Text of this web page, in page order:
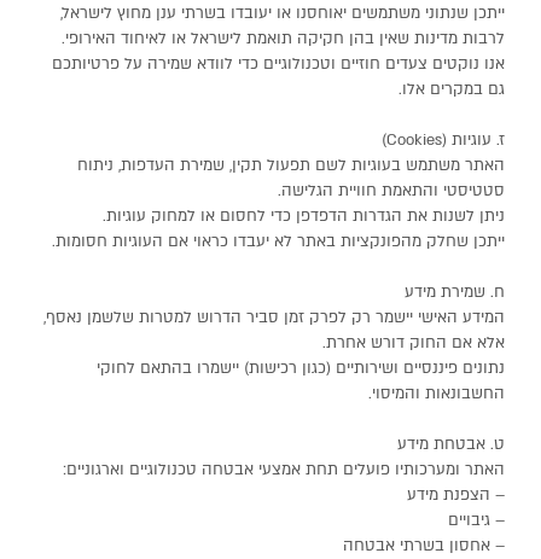
ייתכן שנתוני משתמשים יאוחסנו או יעובדו בשרתי ענן מחוץ לישראל,
לרבות מדינות שאין בהן חקיקה תואמת לישראל או לאיחוד האירופי.
אנו נוקטים צעדים חוזיים וטכנולוגיים כדי לוודא שמירה על פרטיותכם
גם במקרים אלו.
ז. עוגיות (Cookies)
האתר משתמש בעוגיות לשם תפעול תקין, שמירת העדפות, ניתוח
סטטיסטי והתאמת חוויית הגלישה.
ניתן לשנות את הגדרות הדפדפן כדי לחסום או למחוק עוגיות.
ייתכן שחלק מהפונקציות באתר לא יעבדו כראוי אם העוגיות חסומות.
ח. שמירת מידע
המידע האישי יישמר רק לפרק זמן סביר הדרוש למטרות שלשמן נאסף,
אלא אם החוק דורש אחרת.
נתונים פיננסיים ושירותיים (כגון רכישות) יישמרו בהתאם לחוקי
החשבונאות והמיסוי.
ט. אבטחת מידע
האתר ומערכותיו פועלים תחת אמצעי אבטחה טכנולוגיים וארגוניים:
– הצפנת מידע
– גיבויים
– אחסון בשרתי אבטחה